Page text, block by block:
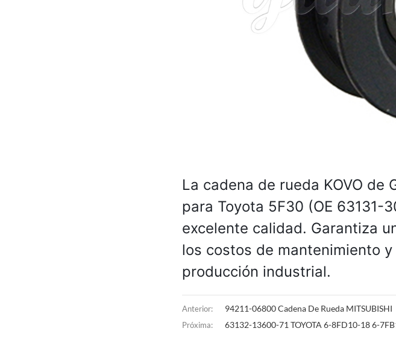
La cadena de rueda KOVO de
para Toyota 5F30 (OE 63131-
excelente calidad. Garantiza
los costos de mantenimiento
producción industrial.
Anterior: 94211-06800 Cadena De Rueda MITSUBISHI
Próxima: 63132-13600-71 TOYOTA 6-8FD10-18 6-